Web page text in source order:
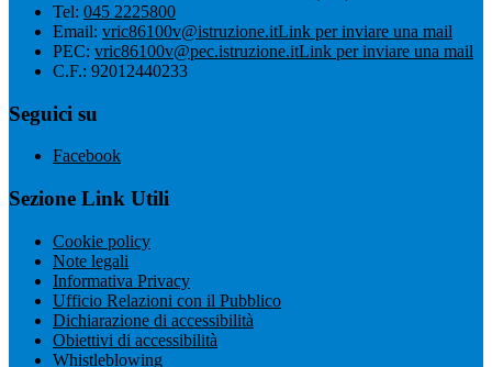
Tel: 045 2225800
Email: vric86100v@istruzione.itLink per inviare una mail
PEC: vric86100v@pec.istruzione.itLink per inviare una mail
C.F.: 92012440233
Seguici su
Facebook
Sezione Link Utili
Cookie policy
Note legali
Informativa Privacy
Ufficio Relazioni con il Pubblico
Dichiarazione di accessibilità
Obiettivi di accessibilità
Whistleblowing